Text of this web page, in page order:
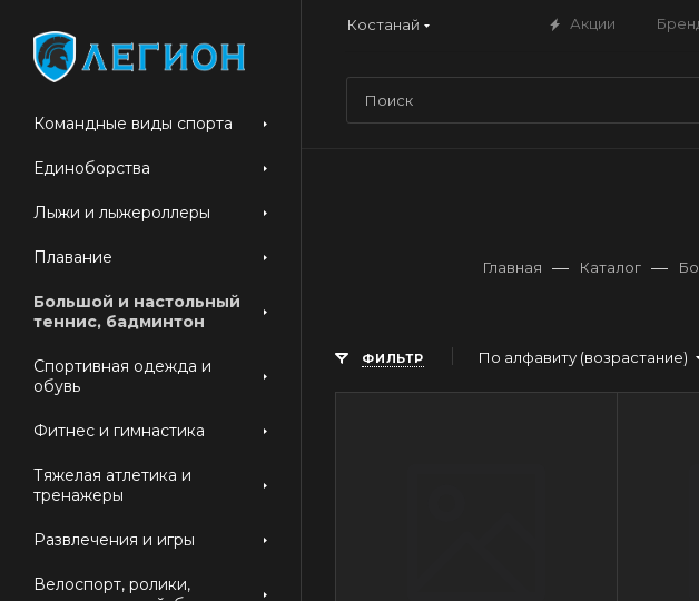
Костанай Акции
Командные виды спорта
Единоборства
Лыжи и лыжероллеры
Плавание
Большой и настольный
теннис, бадминтон
Спортивная одежда и
обувь
Фитнес и гимнастика
Тяжелая атлетика и
тренажеры
Развлечения и игры
Велоспорт, ролики,
Главная — Каталог —
ФИЛЬТР По алфавиту (возрастание)